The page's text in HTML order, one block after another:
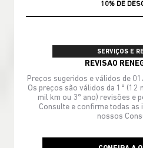
MÃO DE
SERVIÇOS E
REVISAO
Preços sugeridos e válidos de
Os preços são válidos da 1º (12
mil km ou 3º ano) revisões e
Consulte e confirme todas
nossos